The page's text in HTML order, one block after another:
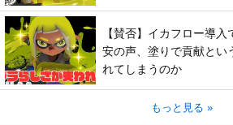
【賛否】イカフロー導
安の声、塗りで貢献とい
れてしまうのか
もっと見る »